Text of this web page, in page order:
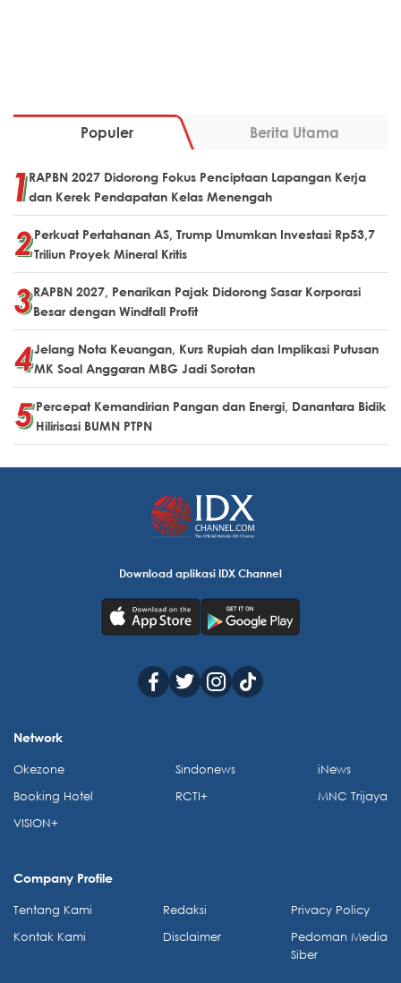
Populer Berita Utama
RAPBN 2027 Didorong Fokus Penciptaan Lapangan Kerja
dan Kerek Pendapatan Kelas Menengah
Perkuat Pertahanan AS, Trump Umumkan Investasi Rp53,7
Triliun Proyek Mineral Kritis
RAPBN 2027, Penarikan Pajak Didorong Sasar Korporasi
Besar dengan Windfall Profit
Jelang Nota Keuangan, Kurs Rupiah dan Implikasi Putusan
MK Soal Anggaran MBG Jadi Sorotan
Percepat Kemandirian Pangan dan Energi, Danantara Bidik
Hilirisasi BUMN PTPN
Download aplikasi IDX Channel
Network
Okezone
Booking Hotel
VISION+
Sindonews
RCTI+
iNews
MNC Trijaya
Company Profile
Tentang Kami
Kontak Kami
Redaksi
Disclaimer
Privacy Policy
Pedoman Media
Siber